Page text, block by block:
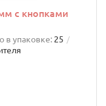
с кнопками
в упаковке: 25